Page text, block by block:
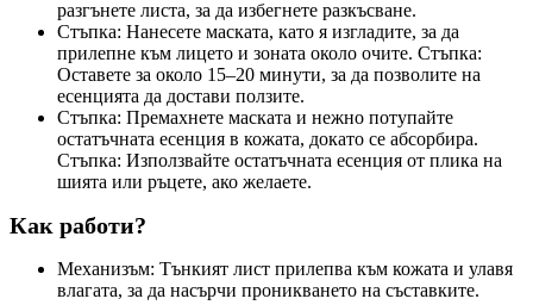
разгънете листа, за да избегнете разкъсване.
Стъпка: Нанесете маската, като я изгладите, за да
прилепне към лицето и зоната около очите. Стъпка:
Оставете за около 15–20 минути, за да позволите на
есенцията да достави ползите.
Стъпка: Премахнете маската и нежно потупайте
остатъчната есенция в кожата, докато се абсорбира.
Стъпка: Използвайте остатъчната есенция от плика на
шията или ръцете, ако желаете.
Как работи?
Механизъм: Тънкият лист прилепва към кожата и улавя
влагата, за да насърчи проникването на съставките.